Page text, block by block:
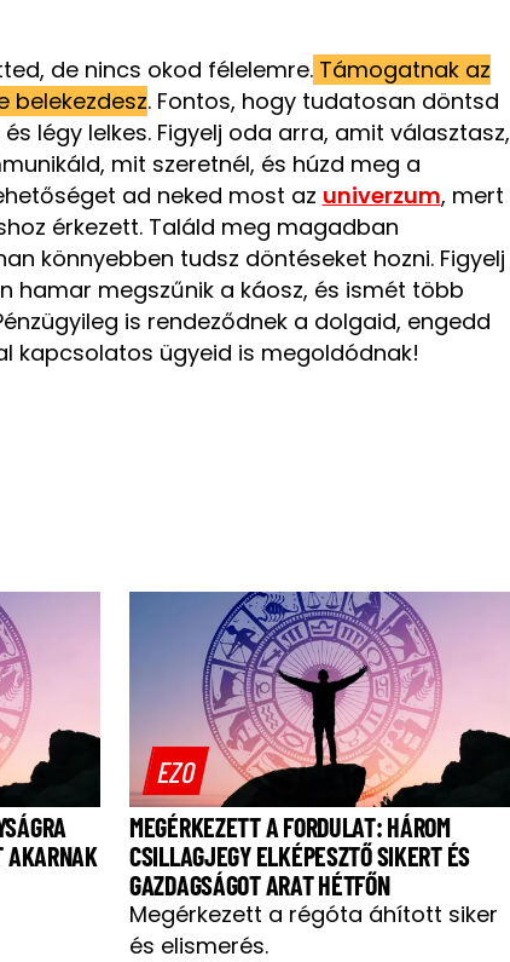
de nincs okod félelemre.Támogatnak az
belekezdesz. Fontos, hogy tudatosan döntsd
légy lelkes. Figyelj oda arra, amit választasz,
mit szeretnél, és húzd meg a
ad neked most az univerzum, mert
érkezett. Találd meg magadban
könnyebben tudsz döntéseket hozni. Figyelj
hamar megszűnik a káosz, és ismét több
is rendeződnek a dolgaid, engedd
kapcsolatos ügyeid is megoldódnak!
AKARNAK
EZO
MEGÉRKEZETT A FORDULAT: HÁROM
CSILLAGJEGY ELKÉPESZTŐ SIKERT ÉS
GAZDAGSÁGOT ARAT HÉTFŐN
Megérkezett a régóta áhított siker
és elismerés.